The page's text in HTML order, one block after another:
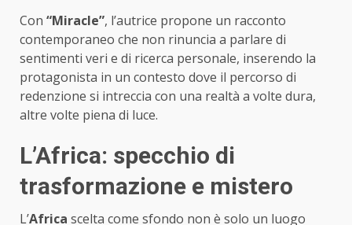
Con “Miracle”, l’autrice propone un racconto
contemporaneo che non rinuncia a parlare di
sentimenti veri e di ricerca personale, inserendo la
protagonista in un contesto dove il percorso di
redenzione si intreccia con una realtà a volte dura,
altre volte piena di luce.
L’Africa: specchio di
trasformazione e mistero
L’Africa scelta come sfondo non è solo un luogo